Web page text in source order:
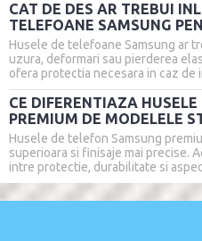
CAT DE DES AR TREBUI
TELEFOANE SAMSUNG
Husele de telefoane Samsung ar
uzura, deformari sau pierderea
ofera protectia necesara in caz de
CE DIFERENTIAZA
PREMIUM DE MODELELE
Husele de telefon Samsung
superioara si finisaje mai precise.
intre protectie, durabilitate si